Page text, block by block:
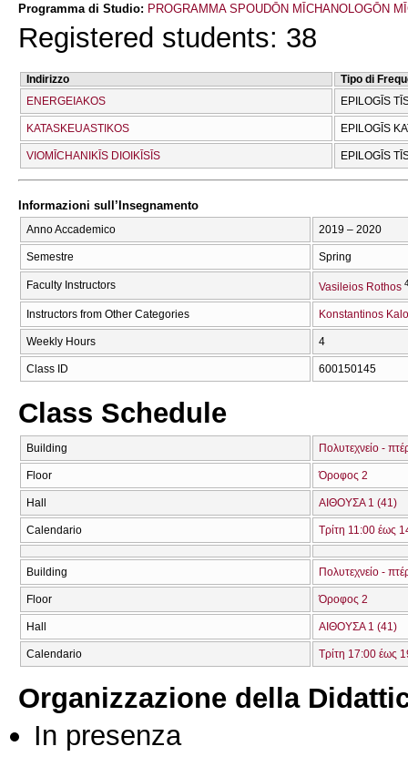
Programma di Studio: PROGRAMMA SPOUDŌN MĪCΗANOLOGŌN
Registered students: 38
Indirizzo
Tipo di
ENERGEIAKOS
EPILOGĪS
KATASKEUASTIKOS EPILOGĪS
VIOMĪCΗANIKĪS DIOIKĪSĪS EPILOGĪS
Informazioni sull’Insegnamento
Anno Accademico 2019 – 2020
Semestre Spring
Faculty Instructors Vasileios Rothos
Instructors from Other Categories Konstantinos
Weekly Hours 4
Class ID 600150145
Class Schedule
Building Πολυτεχνείο -
Floor Όροφος 2
Hall ΑΙΘΟΥΣΑ 1 (41)
Calendario Τρίτη 11:00 έως
Building Πολυτεχνείο -
Floor Όροφος 2
Hall ΑΙΘΟΥΣΑ 1 (41)
Calendario Τρίτη 17:00 έως
Organizzazione della
In presenza